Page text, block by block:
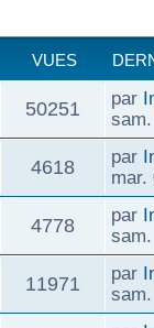
VUES
50251
e
D
e
r
n
i
e
r
m
s
s
par
4618V
e
s
D
e
r
n
i
e
r
m
par
mar.
4778V
e
D
e
r
n
i
e
par
11971
D
e
r
par